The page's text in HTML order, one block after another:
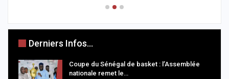
Derniers Infos...
Coupe du Sénégal de basket : l’Assemblée
nationale remet le…